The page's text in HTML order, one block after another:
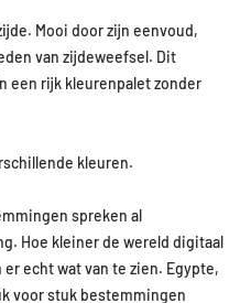
Mooi door zijn eenvoud,
van zijdeweefsel. Dit
een rijk kleurenpalet zonder
kleuren.
spreken al
Hoe kleiner de wereld digitaal
echt wat van te zien. Egypte,
voor stuk bestemmingen